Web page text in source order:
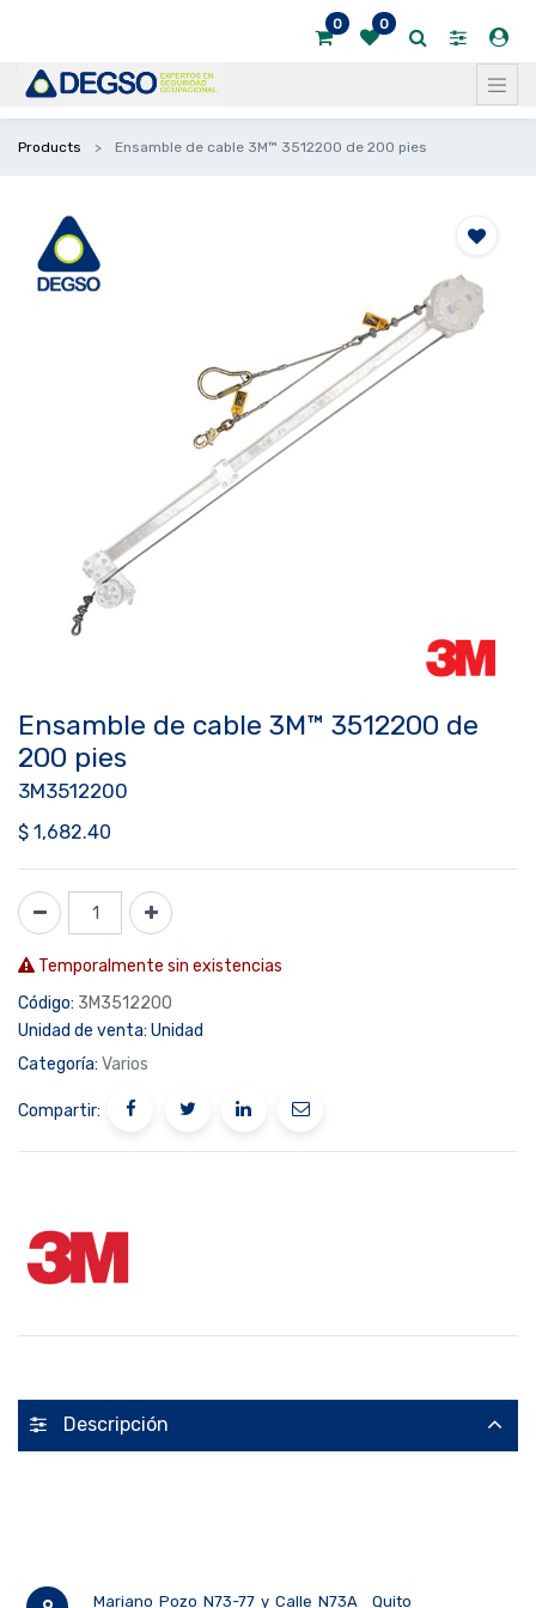
0 0
Products Ensamble de cable 3M™ 3512200 de 200 pies
Ensamble de cable 3M™ 3512200 de
200 pies
3M3512200
$ 1,682.40
Temporalmente sin existencias
Código: 3M3512200
Unidad de venta: Unidad
Categoría: Varios
Compartir:
Descripción
Mariano Pozo N73-77 y Calle N73A Quito